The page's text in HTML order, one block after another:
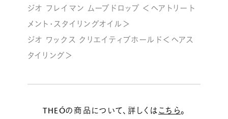
ジオ フレイマン ムーブドロップ ＜ヘアトリート
メント・スタイリングオイル＞
ジオ ワックス クリエイティブホールド＜ヘアス
タイリング＞
THEÓの商品について、詳しくは こちら 。